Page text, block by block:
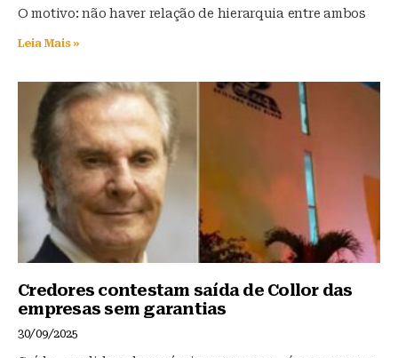
O motivo: não haver relação de hierarquia entre ambos
Leia Mais »
Credores contestam saída de Collor das
empresas sem garantias
30/09/2025